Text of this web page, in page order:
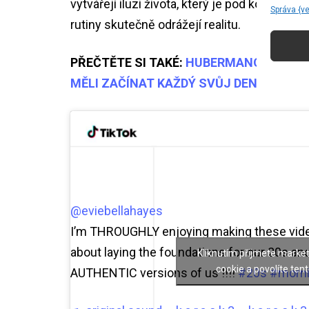
Správa
vytvářejí iluzi života, který je pod kontrolou.
rutiny skutečně odrážejí realitu.
PŘEČTĚTE SI TAKÉ: HUBERMANOVA
MĚLI ZAČÍNAT KAŽDÝ SVŮJ DEN
@eviebellahayes
I’m THROUGHLY enjoying making these
about laying the foundations for our 20s
AUTHENTIC versions of us !!!!#20s
Kliknutím přijmete
cookie a povolíte